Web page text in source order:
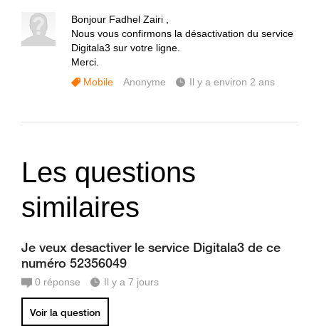
Bonjour Fadhel Zairi ,
Nous vous confirmons la désactivation du service
Digitala3 sur votre ligne.
Merci.
Mobile
Anonyme Il y a environ 2 ans
Les questions
similaires
Je veux desactiver le service Digitala3 de ce
numéro 52356049
0 réponse Il y a 7 jours
Voir la question